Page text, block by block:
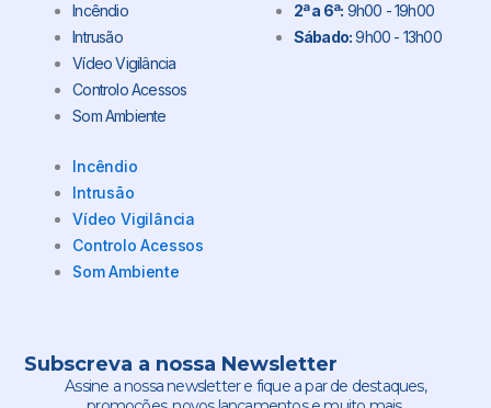
Incêndio
Intrusão
Vídeo Vigilância
Controlo Acessos
Som Ambiente
Incêndio
Intrusão
Vídeo Vigilância
Controlo Acessos
Som Ambiente
2ª a 6ª: 9h00 - 19h00
Sábado:9h00 - 13h00
Subscreva a nossa Newsletter
Assine a nossa newsletter e fique a par de destaques,